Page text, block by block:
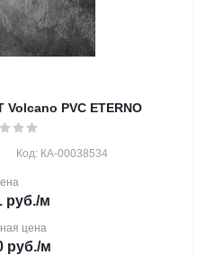
PVC ETERNO
Код: КА-00038534
руб./м
цена
руб./м